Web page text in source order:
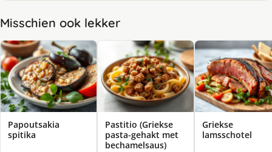
Misschien ook lekker
Papoutsakia
spitika
Pastitio (Griekse
pasta-gehakt met
bechamelsaus)
Griekse
lamsschotel